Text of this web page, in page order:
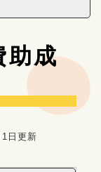
助成
日更新